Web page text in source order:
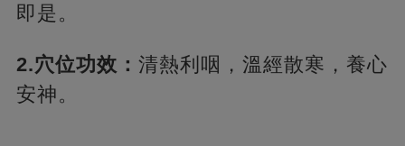
即是。
2.穴位功效： 清熱利咽，溫經散寒，養心
安神。